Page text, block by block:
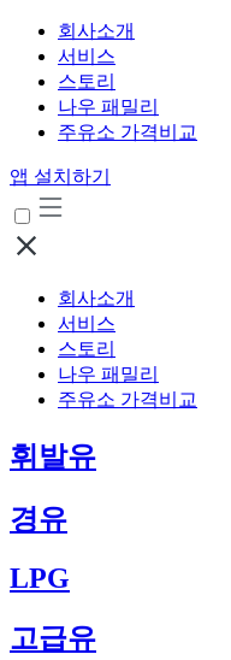
회사소개
서비스
스토리
나우 패밀리
주유소 가격비교
앱 설치하기
회사소개
서비스
스토리
나우 패밀리
주유소 가격비교
휘발유
경유
LPG
고급유